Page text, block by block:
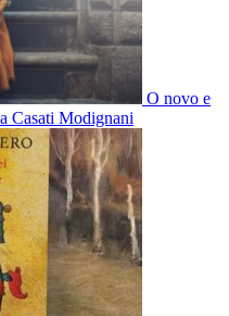
O novo e
Casati Modignani